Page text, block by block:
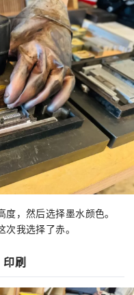
，然后选择墨水颜色。
我选择了赤。
刷